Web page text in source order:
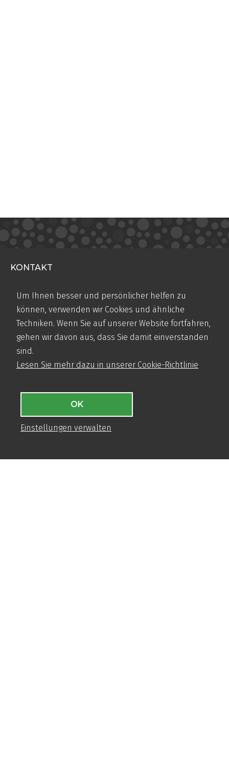
KONTAKT
Teugseweg 20
7418 AM Deventer
Niederlande
+31 (0)570 50 38 30
info@airbase.eu
Handelsregister-Nr.: 08124432
Anwendungsbereiche
Um Ihnen besser und persönlicher helfen zu
können, verwenden wir Cookies und ähnliche
Techniken. Wenn Sie auf unserer Website fortfahren,
gehen wir davon aus, dass Sie damit einverstanden
sind.
Lesen Sie mehr dazu in unserer Cookie-Richtlinie
OK
Einstellungen verwalten